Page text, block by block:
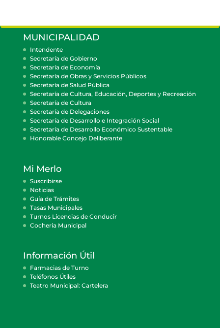
MUNICIPALIDAD
Intendente
Secretaría de Gobierno
Secretaría de Economía
Secretaría de Obras y Servicios Públicos
Secretaría de Salud Pública
Secretaría de Cultura, Educación, Deportes y Recreación
Secretaría de Cultura
Secretaría de Delegaciones
Secretaría de Desarrollo e Integración Social
Secretaría de Desarrollo Económico Sustentable
Honorable Concejo Deliberante
Mi Merlo
Suscribirse
Noticias
Guía de Trámites
Tasas Municipales
Turnos Licencias de Conducir
Cocheria Municipal
Información Útil
Farmacias de Turno
Teléfonos Útiles
Teatro Municipal: Cartelera